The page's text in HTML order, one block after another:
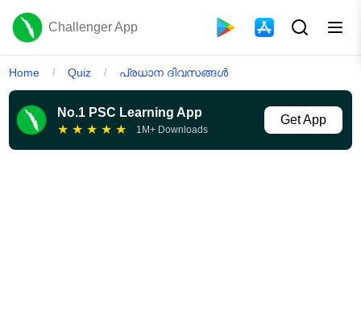
Challenger App
Home / Quiz / പ്രധാന ദിവസങ്ങൾ
No.1 PSC Learning App
★ ★ ★ ★ ★ 1M+ Downloads
Get App